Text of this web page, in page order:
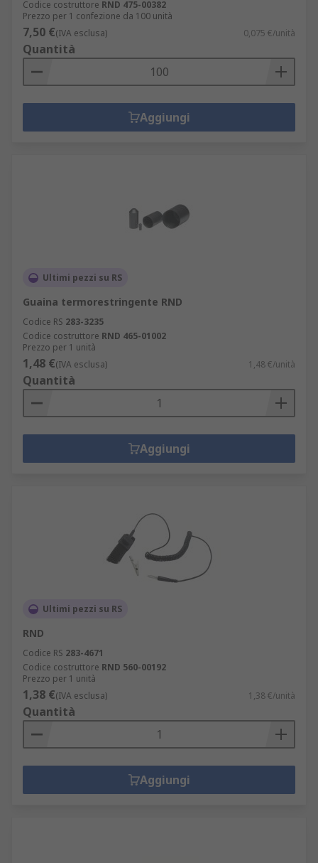
Codice costruttore RND 475-00382
Prezzo per 1 confezione da 100 unità
7,50 €(IVA esclusa) 0,075 €/unità
Quantità
Aggiungi
Ultimi pezzi su RS
Guaina termorestringente RND
Codice RS 283-3235
Codice costruttore RND 465-01002
Prezzo per 1 unità
1,48 €(IVA esclusa) 1,48 €/unità
Quantità
Aggiungi
Ultimi pezzi su RS
RND
Codice RS 283-4671
Codice costruttore RND 560-00192
Prezzo per 1 unità
1,38 €(IVA esclusa) 1,38 €/unità
Quantità
Aggiungi